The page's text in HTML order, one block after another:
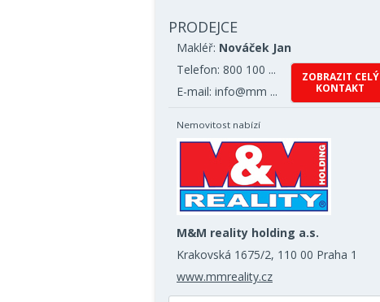
PRODEJCE
Makléř: Nováček Jan
Telefon: 800 100 ...
E-mail: info@mm ...
ZOBRAZIT CELÝ
KONTAKT
Nemovitost nabízí
M&M reality holding a.s.
Krakovská 1675/2, 110 00 Praha 1
www.mmreality.cz